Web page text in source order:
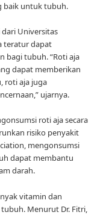
baik untuk tubuh.
dari Universitas
teratur dapat
bagi tubuh. “Roti aja
dapat memberikan
roti aja juga
ujarnya.
roti aja secara
risiko penyakit
mengonsumsi
dapat membantu
darah.
vitamin dan
Menurut Dr. Fitri,